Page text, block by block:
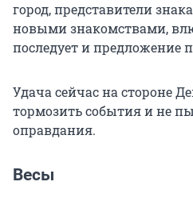
город, представители
новыми знакомствами,
последует и предложение
Удача сейчас на стороне
тормозить события и не
оправдания.
Весы